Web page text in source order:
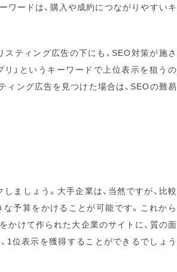
ワードは、購入や成約につながりやすいキ
ティング広告の下にも、SEO対策が施さ
」というキーワードで上位表示を狙うの
ィング広告を見つけた場合は、SEOの難易
ましょう。大手企業は、当然ですが、比較
予算をかけることが可能です。これから
かけて作られた大企業のサイトに、質の面
1位表示を獲得することができるでしょう